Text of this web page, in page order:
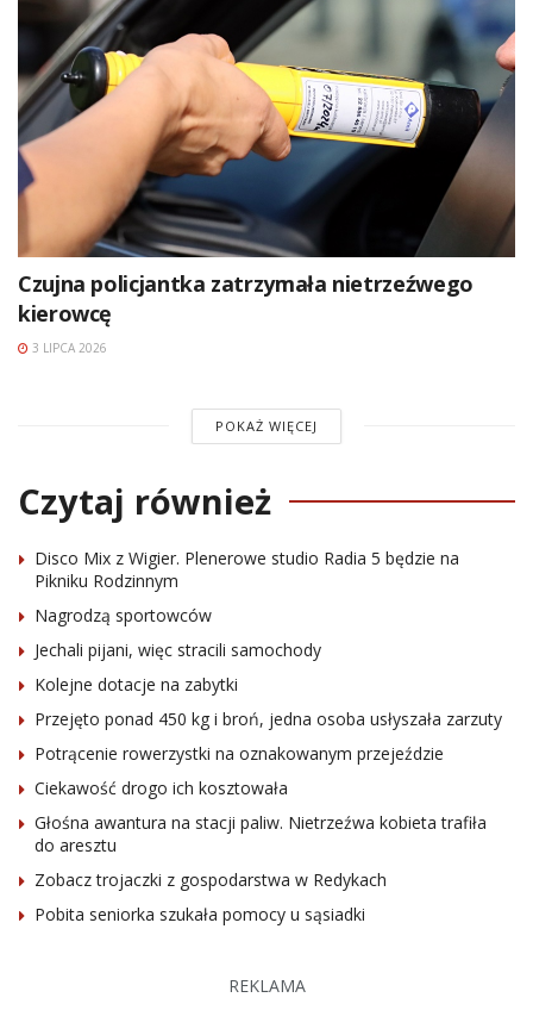
Czujna policjantka zatrzymała nietrzeźwego
kierowcę
3 LIPCA 2026
POKAŻ WIĘCEJ
Czytaj również
Disco Mix z Wigier. Plenerowe studio Radia 5 będzie na
Pikniku Rodzinnym
Nagrodzą sportowców
Jechali pijani, więc stracili samochody
Kolejne dotacje na zabytki
Przejęto ponad 450 kg i broń, jedna osoba usłyszała zarzuty
Potrącenie rowerzystki na oznakowanym przejeździe
Ciekawość drogo ich kosztowała
Głośna awantura na stacji paliw. Nietrzeźwa kobieta trafiła
do aresztu
Zobacz trojaczki z gospodarstwa w Redykach
Pobita seniorka szukała pomocy u sąsiadki
REKLAMA